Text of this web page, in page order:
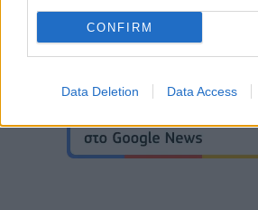
CONFIRM
Data Deletion Data Access